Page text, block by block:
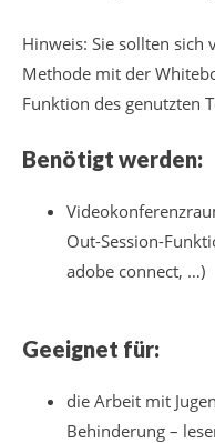
Hinweis: Sie sollten
Methode mit der
Funktion des genutzten
Benötigt werden:
Out-Session-
adobe connect, …)
Geeignet für:
die Arbeit mit
Behinderung –